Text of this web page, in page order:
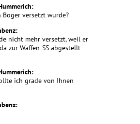
Boger versetzt wurde?
nicht mehr versetzt, weil er
zur Waffen-SS abgestellt
ich grade von Ihnen